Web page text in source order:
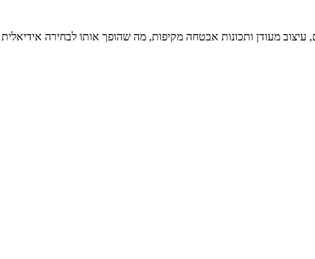
עיצוב מעודן ותכונות אבטחה מקיפות, מה שהופך אותו לבחירה